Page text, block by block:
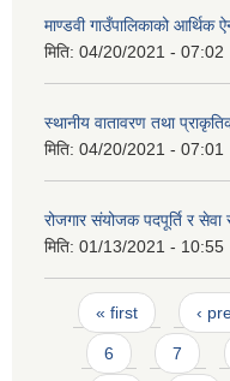
माण्डवी गाउँपालिकाको आर्थिक
मिति: 04/20/2021 - 07:02
स्थानीय वातावरण तथा
मिति: 04/20/2021 - 07:01
रोजगार संयोजक पदपूर्ति र
मिति: 01/13/2021 - 10:55
Pages
« first ‹
6 7